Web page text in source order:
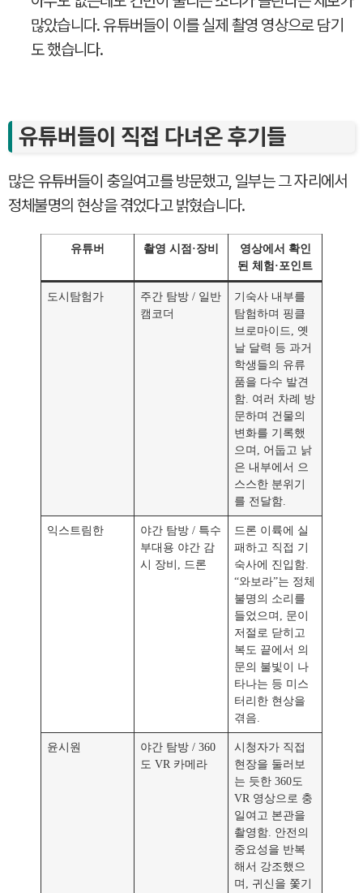
많았습니다. 유튜버들이 이를 실제 촬영 영상으로 담기
도 했습니다.
유튜버들이 직접 다녀온 후기들
많은 유튜버들이 충일여고를 방문했고, 일부는 그 자리에서
정체불명의 현상을 겪었다고 밝혔습니다.
유튜버 촬영 시점·장비
영상에서 확인
된 체험·포인트
도시탐험가
주간 탐방 / 일반
캠코더
기숙사 내부를
탐험하며 핑클
브로마이드, 옛
날 달력 등 과거
학생들의 유류
품을 다수 발견
함. 여러 차례 방
문하며 건물의
변화를 기록했
으며, 어둡고 낡
은 내부에서 으
스스한 분위기
를 전달함.
익스트림한
야간 탐방 / 특수
부대용 야간 감
시 장비, 드론
드론 이륙에 실
패하고 직접 기
숙사에 진입함.
“와보라”는 정체
불명의 소리를
들었으며, 문이
저절로 닫히고
복도 끝에서 의
문의 불빛이 나
타나는 등 미스
터리한 현상을
겪음.
윤시원
야간 탐방 / 360
도 VR 카메라
시청자가 직접
현장을 둘러보
는 듯한 360도
VR 영상으로 충
일여고 본관을
촬영함. 안전의
중요성을 반복
해서 강조했으
며, 귀신을 쫓기